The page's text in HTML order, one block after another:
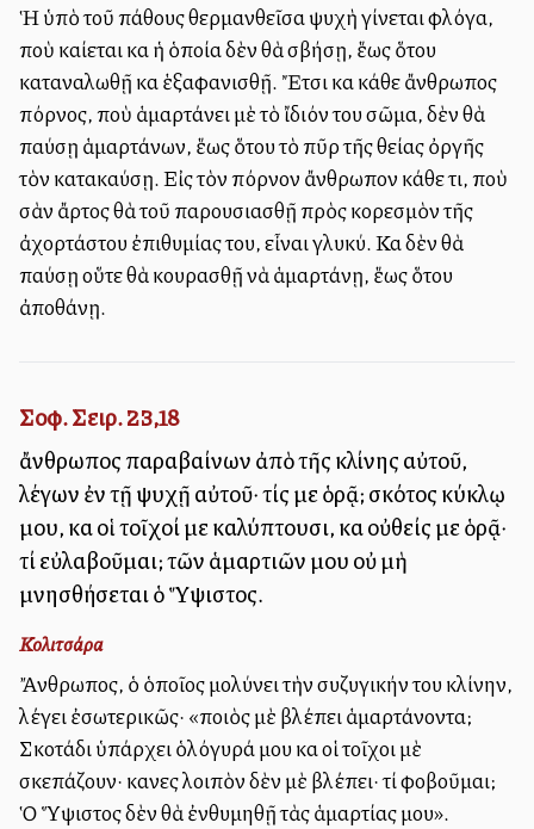
Ἡ ὑπὸ τοῦ πάθους θερμανθεῖσα ψυχὴ γίνεται φλόγα,
ποὺ καίεται καὶ ἡ ὁποία δὲν θὰ σβήσῃ, ἕως ὅτου
καταναλωθῇ καὶ ἑξαφανισθῇ. Ἔτσι καὶ κάθε ἄνθρωπος
πόρνος, ποὺ ἁμαρτάνει μὲ τὸ ἴδιόν του σῶμα, δὲν θὰ
παύσῃ ἁμαρτάνων, ἕως ὅτου τὸ πῦρ τῆς θείας ὀργῆς
τὸν κατακαύσῃ. Εἰς τὸν πόρνον ἄνθρωπον κάθε τι, ποὺ
σὰν ἄρτος θὰ τοῦ παρουσιασθῇ πρὸς κορεσμὸν τῆς
ἀχορτάστου ἐπιθυμίας του, εἶναι γλυκύ. Καὶ δὲν θὰ
παύσῃ οὕτε θὰ κουρασθῇ νὰ ἁμαρτάνῃ, ἕως ὅτου
ἀποθάνῃ.
Σοφ. Σειρ. 23,18
ἄνθρωπος παραβαίνων ἀπὸ τῆς κλίνης αὐτοῦ,
λέγων ἐν τῇ ψυχῇ αὐτοῦ· τίς με ὁρᾷ; σκότος κύκλῳ
μου, καὶ οἱ τοῖχοί με καλύπτουσι, καὶ οὐθείς με ὁρᾷ·
τί εὐλαβοῦμαι; τῶν ἁμαρτιῶν μου οὐ μὴ
μνησθήσεται ὁ Ὕψιστος.
Κολιτσάρα
Ἄνθρωπος, ὁ ὁποῖος μολύνει τὴν συζυγικήν του κλίνην,
λέγει ἐσωτερικῶς· «ποιὸς μὲ βλέπει ἁμαρτάνοντα;
Σκοτάδι ὑπάρχει ὁλόγυρά μου καὶ οἱ τοῖχοι μὲ
σκεπάζουν· κανεὶς λοιπὸν δὲν μὲ βλέπει· τί φοβοῦμαι;
Ὁ Ὕψιστος δὲν θὰ ἐνθυμηθῇ τὰς ἁμαρτίας μου».